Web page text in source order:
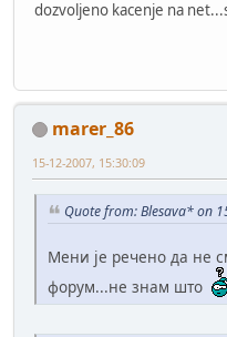
dozvoljeno kacenje na
marer_86
15-12-2007, 15:30:09
Quote from: Blesava* on
Мени је речено да не
форум...не знам што